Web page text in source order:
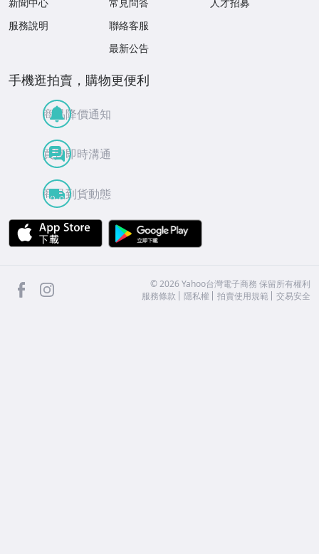
服務說明
聯絡客服
最新公告
手機逛拍賣，購物更便利
商品降價通知
買賣即時溝通
商品到貨動態
APP Store
facebook ©2026 Yahoo台灣電子商務 保留所有權利
服務條款
隱私權 拍賣使用規範 交易安全